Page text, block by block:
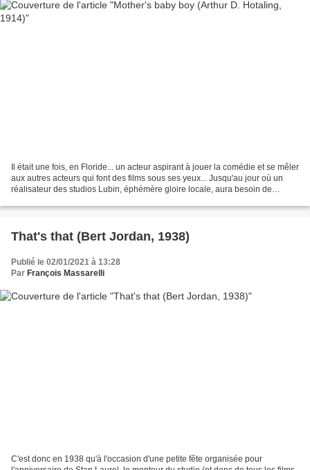
Il était une fois, en Floride... un acteur aspirant à jouer la comédie et se mêler
aux autres acteurs qui font des films sous ses yeux... Jusqu'au jour où un
réalisateur des studios Lubin, éphémère gloire locale, aura besoin de
That's that (Bert Jordan, 1938)
Publié le 02/01/2021 à 13:28
Par François Massarelli
C'est donc en 1938 qu'à l'occasion d'une petite fête organisée pour